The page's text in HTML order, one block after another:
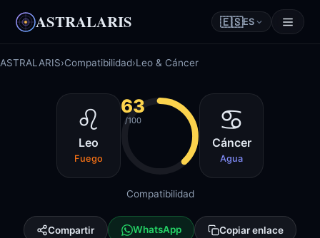
ASTRALARIS 🇪🇸ES
ASTRALARIS›Compatibilidad›Leo & Cáncer
♌
Leo
Fuego
63
/100 ♋
Cáncer
Agua
Compatibilidad
Compartir WhatsApp Copiar enlace